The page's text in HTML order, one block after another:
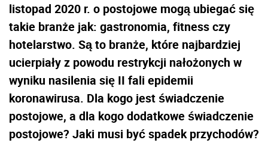
listopad 2020 r. o postojowe mogą ubiegać się
takie branże jak: gastronomia, fitness czy
hotelarstwo. Są to branże, które najbardziej
ucierpiały z powodu restrykcji nałożonych w
wyniku nasilenia się II fali epidemii
koronawirusa. Dla kogo jest świadczenie
postojowe, a dla kogo dodatkowe świadczenie
postojowe? Jaki musi być spadek przychodów?